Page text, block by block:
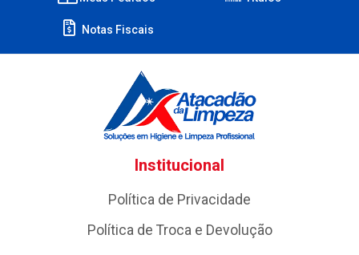
Notas Fiscais
Institucional
Política de Privacidade
Política de Troca e Devolução